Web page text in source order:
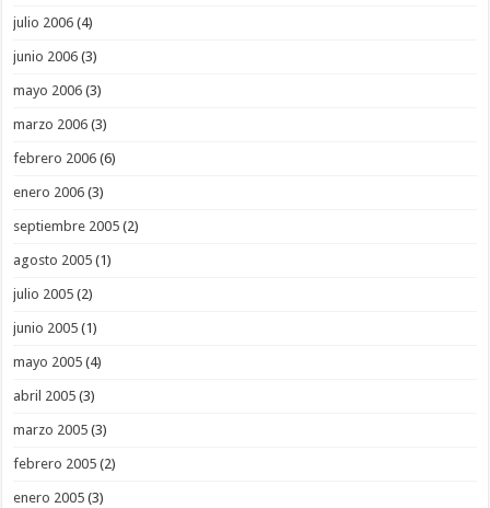
julio 2006 (4)
junio 2006 (3)
mayo 2006 (3)
marzo 2006 (3)
febrero 2006 (6)
enero 2006 (3)
septiembre 2005 (2)
agosto 2005 (1)
julio 2005 (2)
junio 2005 (1)
mayo 2005 (4)
abril 2005 (3)
marzo 2005 (3)
febrero 2005 (2)
enero 2005 (3)